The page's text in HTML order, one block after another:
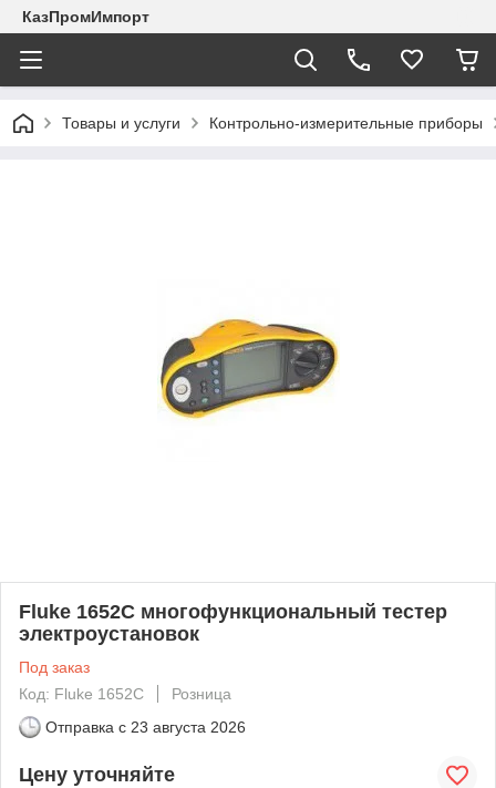
КазПромИмпорт
Товары и услуги Контрольно-измерительные приборы
Fluke 1652C многофункциональный тестер
электроустановок
Под заказ
Код: Fluke 1652C
Розница
Отправка с 23 августа 2026
Цену уточняйте